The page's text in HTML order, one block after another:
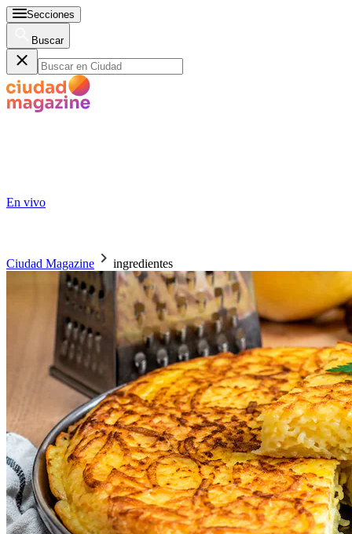
Secciones
Buscar
En vivo
Ciudad Magazine ingredientes